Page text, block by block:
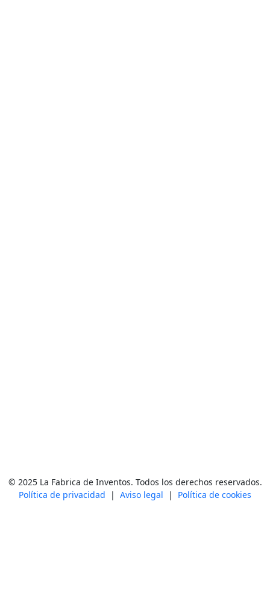
© 2025 La Fabrica de Inventos. Todos los derechos reservados.
Política de privacidad
| Aviso legal | Política de cookies